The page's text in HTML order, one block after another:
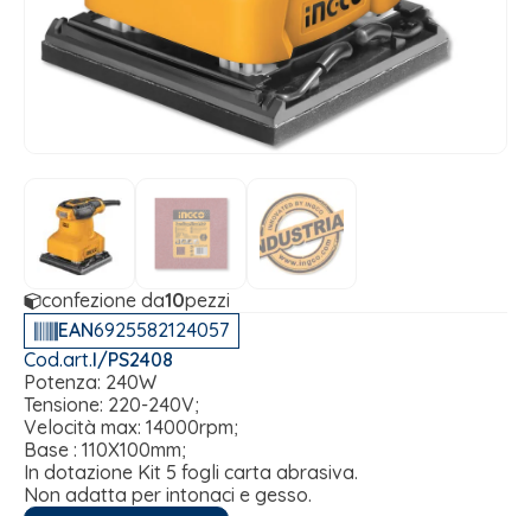
confezione da10pezzi
EAN6925582124057
Cod.art.I/PS2408
Potenza: 240W
Tensione: 220-240V;
Velocità max: 14000rpm;
Base : 110X100mm;
In dotazione Kit 5 fogli carta abrasiva.
Non adatta per intonaci e gesso.